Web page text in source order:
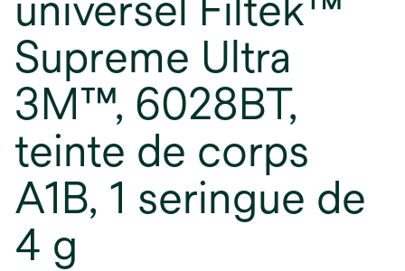
Supreme Ultra
3M™, 6028BT,
teinte de corps
A1B, 1 seringue de
4 g